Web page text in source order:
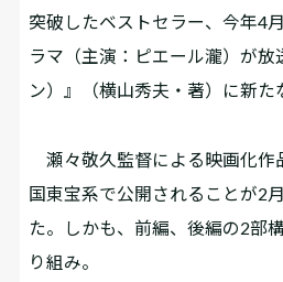
突破したベストセラー、今年4
ラマ（主演：ピエール瀧）が放
ン）』（横山秀夫・著）に新た
瀬々敬久監督による映画化作
国東宝系で公開されることが2
た。しかも、前編、後編の2部
り組み。